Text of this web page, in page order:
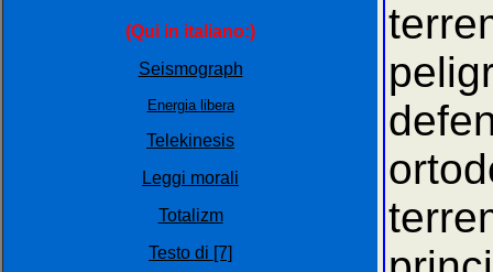
(Qui in italiano:)
Seismograph
Energia libera
Telekinesis
Leggi morali
Totalizm
Testo di [7]